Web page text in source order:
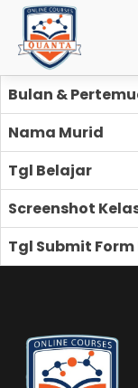
Bulan &
Nama Murid
Tgl Belajar
Screenshot
Tgl Submit